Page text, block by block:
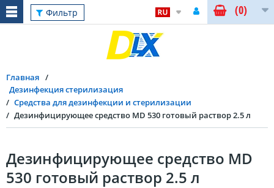
Фильтр (0)
Главная
Дезинфекция стерилизация
Средства для дезинфекции и стерилизации
Дезинфицирующее средство MD 530 готовый раствор 2.5 л
Дезинфицирующее средство MD
530 готовый раствор 2.5 л